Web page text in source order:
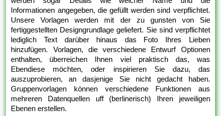
Informationen angegeben, die gefüllt werden sind verpflichtet.
Unsere Vorlagen werden mit der zu gunsten von Sie
fertiggestellten Designgrundlage geliefert. Sie sind verpflichtet
lediglich Text darüber hinaus das Foto Ihres Lieben
hinzufügen. Vorlagen, die verschiedene Entwurf Optionen
enthalten, überreichen Ihnen viel praktisch das, was
Ebendiese möchten, oder inspirieren Sie dazu, das
auszuprobieren, an dasjenige Sie nicht gedacht haben.
Gruppenvorlagen können verschiedene Funktionen aus
mehreren Datenquellen uff (berlinerisch) Ihren jeweiligen
Ebenen erstellen.